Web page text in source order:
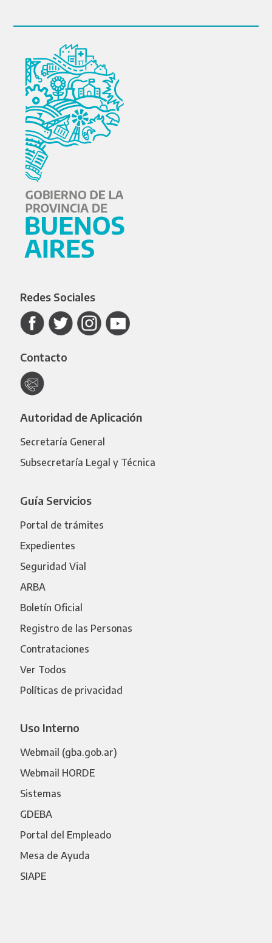
Redes Sociales
Contacto
Autoridad de Aplicación
Secretaría General
Subsecretaría Legal y Técnica
Guía Servicios
Portal de trámites
Expedientes
Seguridad Vial
ARBA
Boletín Oficial
Registro de las Personas
Contrataciones
Ver Todos
Políticas de privacidad
Uso Interno
Webmail (gba.gob.ar)
Webmail HORDE
Sistemas
GDEBA
Portal del Empleado
Mesa de Ayuda
SIAPE